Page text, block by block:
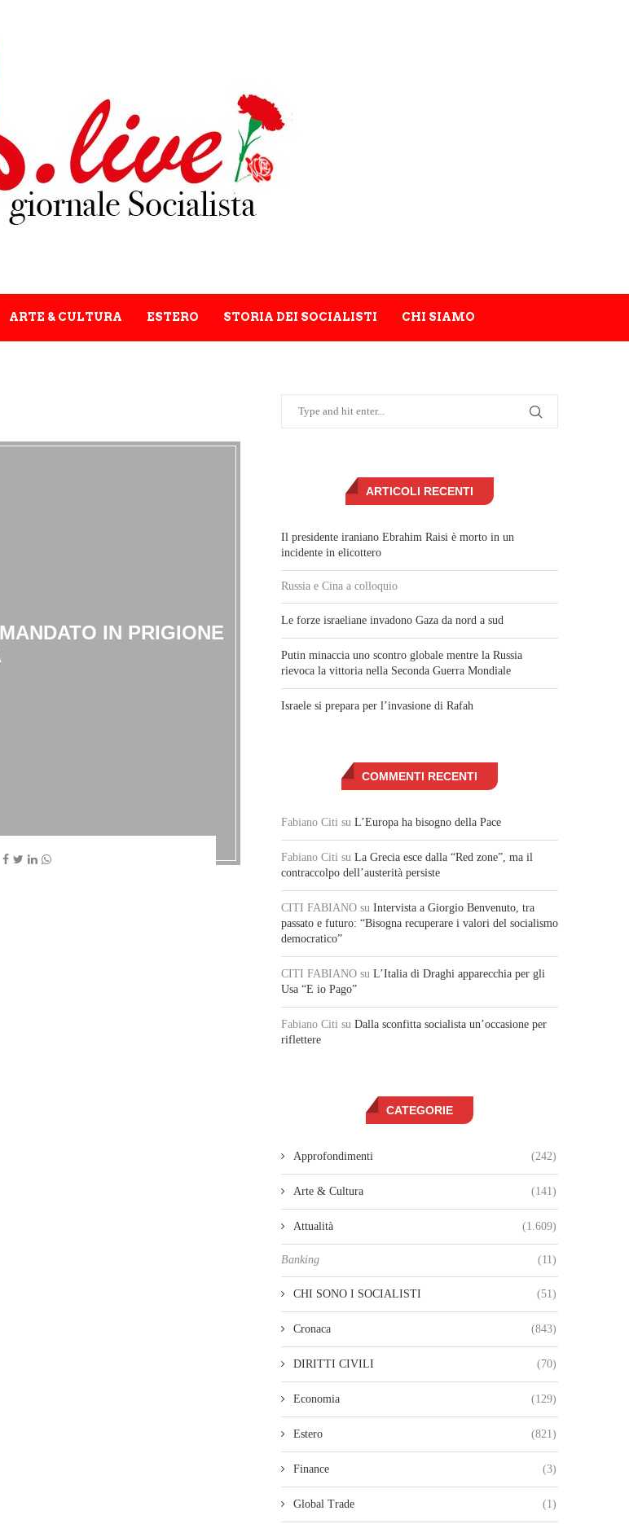
ARTE & CULTURA ESTERO STORIA DEI SOCIALISTI CHI SIAMO
IN PRIGIONE
ARTICOLI RECENTI
Il presidente iraniano Ebrahim Raisi è morto in un
incidente in elicottero
Russia e Cina a colloquio
Le forze israeliane invadono Gaza da nord a sud
Putin minaccia uno scontro globale mentre la Russia
rievoca la vittoria nella Seconda Guerra Mondiale
Israele si prepara per l’invasione di Rafah
COMMENTI RECENTI
Fabiano Citi su L’Europa ha bisogno della Pace
Fabiano Citi su La Grecia esce dalla “Red zone”, ma il
contraccolpo dell’austerità persiste
CITI FABIANO su Intervista a Giorgio Benvenuto, tra
passato e futuro: “Bisogna recuperare i valori del socialismo
democratico”
CITI FABIANO su L’Italia di Draghi apparecchia per gli
Usa “E io Pago”
Fabiano Citi su Dalla sconfitta socialista un’occasione per
riflettere
CATEGORIE
Approfondimenti (242)
Arte & Cultura (141)
Attualità (1.609)
Banking (11)
CHI SONO I SOCIALISTI (51)
Cronaca (843)
DIRITTI CIVILI (70)
Economia (129)
Estero (821)
Finance (3)
Global Trade (1)